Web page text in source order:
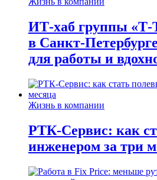
ИТ-хаб группы «Т-
в Санкт-
для работы и
Жизнь в компании
РТК-Сервис: как
инженером за три